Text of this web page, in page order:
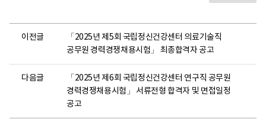
이전글
「2025년 제5회 국립정신건강센터 의료기술직
공무원 경력경쟁채용시험」 최종합격자 공고
다음글
「2025년 제6회 국립정신건강센터 연구직 공무원
경력경쟁채용시험」 서류전형 합격자 및 면접일정
공고